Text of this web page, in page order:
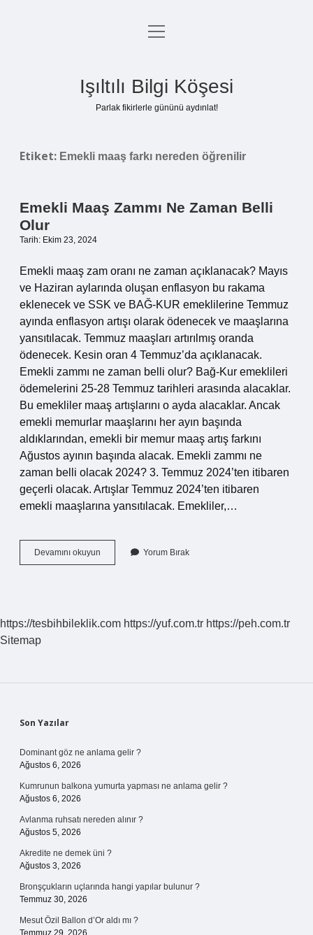
Anasayfa
Yasal Uyarı
menüyü
Işıltılı Bilgi Köşesi
Parlak fikirlerle gününü aydınlat!
Etiket: Emekli maaş farkı nereden öğrenilir
Emekli Maaş Zammı Ne Zaman Belli
Olur
Tarih: Ekim 23, 2024
Emekli maaş zam oranı ne zaman açıklanacak? Mayıs
ve Haziran aylarında oluşan enflasyon bu rakama
eklenecek ve SSK ve BAĞ-KUR emeklilerine Temmuz
ayında enflasyon artışı olarak ödenecek ve maaşlarına
yansıtılacak. Temmuz maaşları artırılmış oranda
ödenecek. Kesin oran 4 Temmuz’da açıklanacak.
Emekli zammı ne zaman belli olur? Bağ-Kur emeklileri
ödemelerini 25-28 Temmuz tarihleri ​​arasında alacaklar.
Bu emekliler maaş artışlarını o ayda alacaklar. Ancak
emekli memurlar maaşlarını her ayın başında
aldıklarından, emekli bir memur maaş artış farkını
Ağustos ayının başında alacak. Emekli zammı ne
zaman belli olacak 2024? 3. Temmuz 2024’ten itibaren
geçerli olacak. Artışlar Temmuz 2024’ten itibaren
emekli maaşlarına yansıtılacak. Emekliler,…
Devamını okuyun
Maaş
Olur
Yorum Bırak
https://tesbihbileklik.com https://yuf.com.tr https://peh.com.tr
Sitemap
Sidebar
Son Yazılar
Dominant göz ne anlama gelir ?
Ağustos 6, 2026
Kumrunun balkona yumurta yapması ne anlama gelir ?
Ağustos 6, 2026
Avlanma ruhsatı nereden alınır ?
Ağustos 5, 2026
Akredite ne demek üni ?
Ağustos 3, 2026
Bronşçukların uçlarında hangi yapılar bulunur ?
Temmuz 30, 2026
Mesut Özil Ballon d’Or aldı mı ?
Temmuz 29, 2026